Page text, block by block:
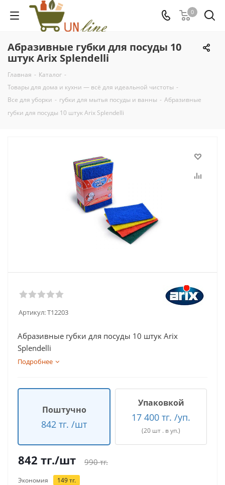
0
Абразивные губки для посуды 10
штук Arix Splendelli
Главная - Каталог -
Товары для дома и кухни — всё для идеальной чистоты -
Все для уборки - губки для мытья посуды и ванны - Абразивные
губки для посуды 10 штук Arix Splendelli
Артикул:T12203
Абразивные губки для посуды 10 штук Arix
Splendelli
Подробнее
Поштучно
842 тг. /шт
Упаковкой
17 400 тг. /уп.
(20 шт . в уп.)
842 тг./шт 990тг.
Экономия 149тг.